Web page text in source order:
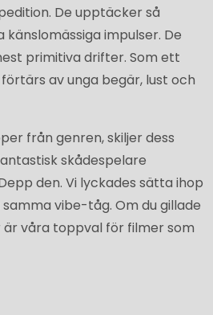
De upptäcker så
impulser. De
primitiva drifter. Som ett
av unga begär, lust och
från genren, skiljer dess
skådespelare
den. Vi lyckades sätta ihop
vibe-tåg. Om du gillade
våra toppval för filmer som